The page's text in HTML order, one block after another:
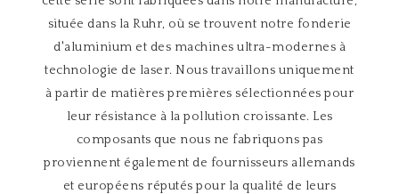
située dans la Ruhr, où se trouvent notre fonderie
d'aluminium et des machines ultra-modernes à
technologie de laser. Nous travaillons uniquement
à partir de matières premières sélectionnées pour
leur résistance à la pollution croissante. Les
composants que nous ne fabriquons pas
proviennent également de fournisseurs allemands
et européens réputés pour la qualité de leurs